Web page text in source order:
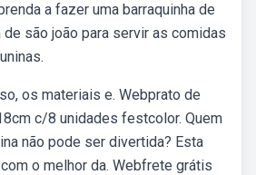
a fazer uma barraquinha de
de são joão para servir as comidas
os materiais e. Webprato de
c/8 unidades festcolor. Quem
não pode ser divertida? Esta
o melhor da. Webfrete grátis